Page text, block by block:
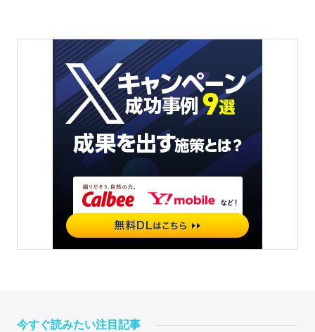
今すぐ読みたい注目記事